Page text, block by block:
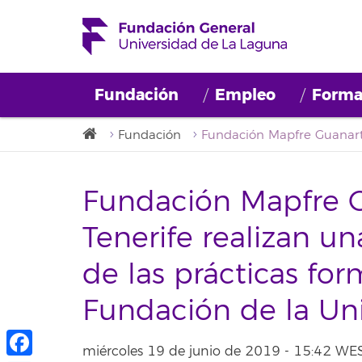
Fundación Empleo
Fundación
Fundación Mapfre
Tenerife realizan
de las prácticas
Fundación de la
miércoles 19 de junio de 2019 - 15:42